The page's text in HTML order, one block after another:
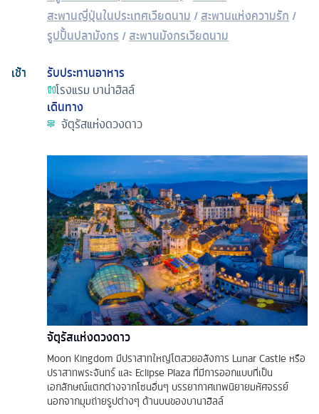
สะพานญี่ปุ่นในประเทศเวียดนาม /สะพานแห่งความรัก /
รูปปั้นปลามังกร /สะพานมังกรเวียดนาม
เช้า
รับประทานอาหาร
โรงแรม บาน่าฮิลล์
เดินทาง
จัตุรัสแห่งดวงดาว
จัตุรัสแห่งดวงดาว
Moon Kingdom มีปราสาทใหญ่โตสวยอลังการ Lunar Castle หรือ
ปราสาทพระจันทร์ และ Eclipse Plaza ที่มีการออกแบบที่เป็น
เอกลักษณ์แตกต่างจากโซนอื่นๆ บรรยากาศเทพนิยายมหัศจรรย์
นอกจากมุมถ่ายรูปต่างๆ ด้านบนของบานาฮิลล์